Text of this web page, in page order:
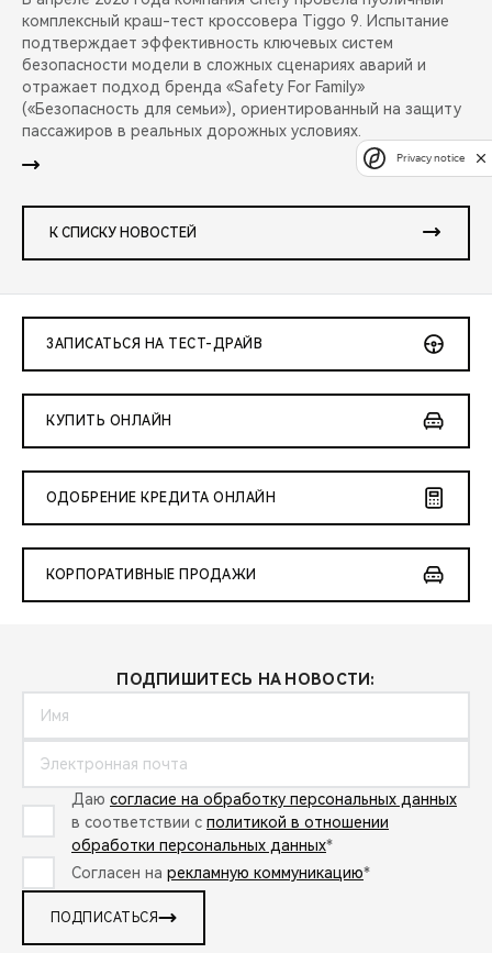
комплексный краш-тест кроссовера Tiggo 9. Испытание
подтверждает эффективность ключевых систем
безопасности модели в сложных сценариях аварий и
отражает подход бренда «Safety For Family»
(«Безопасность для семьи»), ориентированный на защиту
пассажиров в реальных дорожных условиях.
К СПИСКУ НОВОСТЕЙ
ЗАПИСАТЬСЯ НА ТЕСТ-ДРАЙВ
КУПИТЬ ОНЛАЙН
ОДОБРЕНИЕ КРЕДИТА ОНЛАЙН
КОРПОРАТИВНЫЕ ПРОДАЖИ
ПОДПИШИТЕСЬ НА НОВОСТИ:
Даю согласие на обработку персональных данных
в соответствии с политикой в отношении
обработки персональных данных*
Согласен на рекламную коммуникацию*
ПОДПИСАТЬСЯ
Privacy notice